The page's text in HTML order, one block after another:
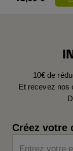
10€ de
Et recevez nos
Créez votre
Entrez votre